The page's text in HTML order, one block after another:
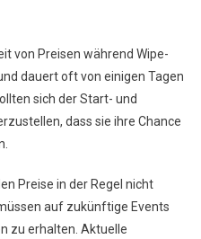
von Preisen während Wipe-
dauert oft von einigen Tagen
sich der Start- und
dass sie ihre Chance
Preise in der Regel nicht
auf zukünftige Events
zu erhalten. Aktuelle